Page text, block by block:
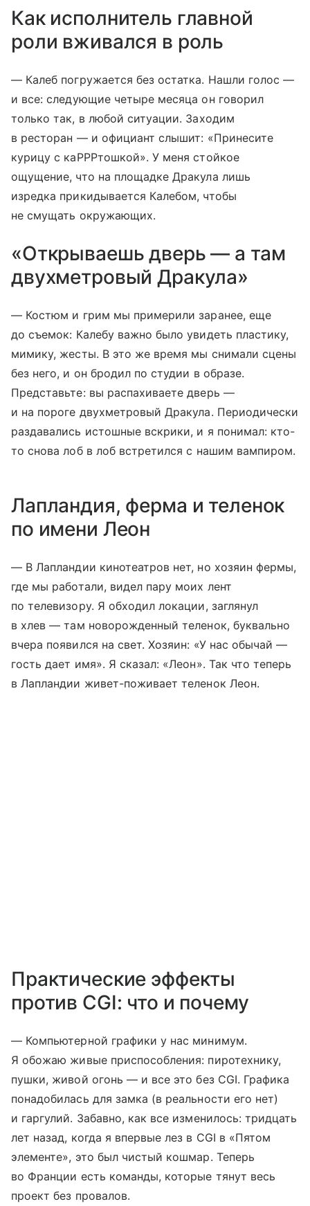
Как исполнитель главной
роли вживался в роль
— Калеб погружается без остатка. Нашли голос —
и все: следующие четыре месяца он говорил
только так, в любой ситуации. Заходим
в ресторан — и официант слышит: «Принесите
курицу с каРРРтошкой». У меня стойкое
ощущение, что на площадке Дракула лишь
изредка прикидывается Калебом, чтобы
не смущать окружающих.
«Открываешь дверь — а там
двухметровый Дракула»
— Костюм и грим мы примерили заранее, еще
до съемок: Калебу важно было увидеть пластику,
мимику, жесты. В это же время мы снимали сцены
без него, и он бродил по студии в образе.
Представьте: вы распахиваете дверь —
и на пороге двухметровый Дракула. Периодически
раздавались истошные вскрики, и я понимал: кто-
то снова лоб в лоб встретился с нашим вампиром.
Лапландия, ферма и теленок
по имени Леон
— В Лапландии кинотеатров нет, но хозяин фермы,
где мы работали, видел пару моих лент
по телевизору. Я обходил локации, заглянул
в хлев — там новорожденный теленок, буквально
вчера появился на свет. Хозяин: «У нас обычай —
гость дает имя». Я сказал: «Леон». Так что теперь
в Лапландии живет-поживает теленок Леон.
Практические эффекты
против CGI: что и почему
— Компьютерной графики у нас минимум.
Я обожаю живые приспособления: пиротехнику,
пушки, живой огонь — и все это без CGI. Графика
понадобилась для замка (в реальности его нет)
и гаргулий. Забавно, как все изменилось: тридцать
лет назад, когда я впервые лез в CGI в «Пятом
элементе», это был чистый кошмар. Теперь
во Франции есть команды, которые тянут весь
проект без провалов.